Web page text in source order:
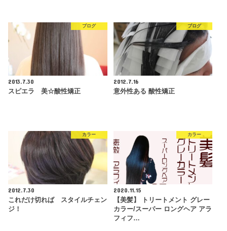
ブログ
2013.7.30
スピエラ 美☆酸性矯正
ブログ
2012.7.16
意外性ある 酸性矯正
カラー
2012.7.30
これだけ切れば スタイルチェン
ジ！
カラー
2020.11.15
【美髪】 トリートメント グレー
カラー/スーパー ロングヘア アラ
フィフ…